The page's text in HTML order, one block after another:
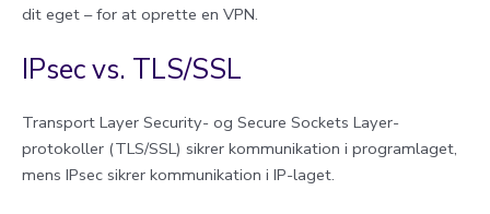
dit eget – for at oprette en VPN.
IPsec vs. TLS/SSL
Transport Layer Security- og Secure Sockets Layer-
protokoller (TLS/SSL) sikrer kommunikation i programlaget,
mens IPsec sikrer kommunikation i IP-laget.